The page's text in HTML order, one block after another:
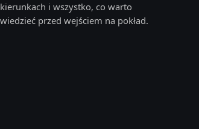
kierunkach i wszystko, co warto
wiedzieć przed wejściem na pokład.